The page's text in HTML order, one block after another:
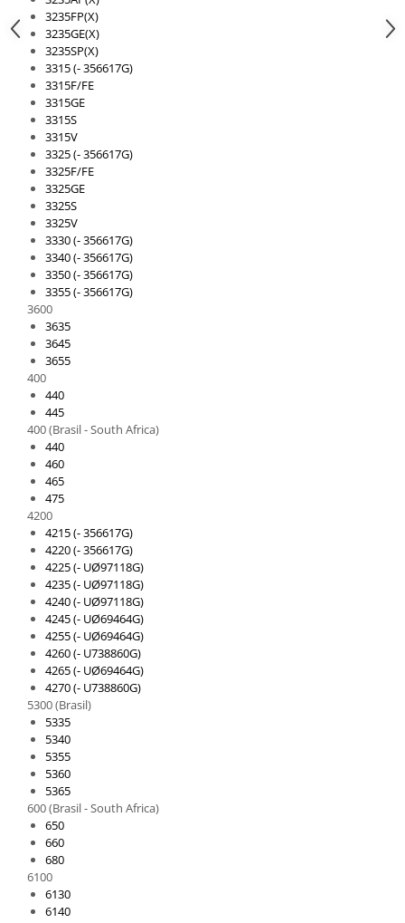
3235FP(X)
3235GE(X)
3235SP(X)
3315 (- 356617G)
3315F/FE
3315GE
3315S
3315V
3325 (- 356617G)
3325F/FE
3325GE
3325S
3325V
3330 (- 356617G)
3340 (- 356617G)
3350 (- 356617G)
3355 (- 356617G)
3600
3635
3645
3655
400
440
445
400 (Brasil - South Africa)
440
460
465
475
4200
4215 (- 356617G)
4220 (- 356617G)
4225 (- UØ97118G)
4235 (- UØ97118G)
4240 (- UØ97118G)
4245 (- UØ69464G)
4255 (- UØ69464G)
4260 (- U738860G)
4265 (- UØ69464G)
4270 (- U738860G)
5300 (Brasil)
5335
5340
5355
5360
5365
600 (Brasil - South Africa)
650
660
680
6100
6130
6140